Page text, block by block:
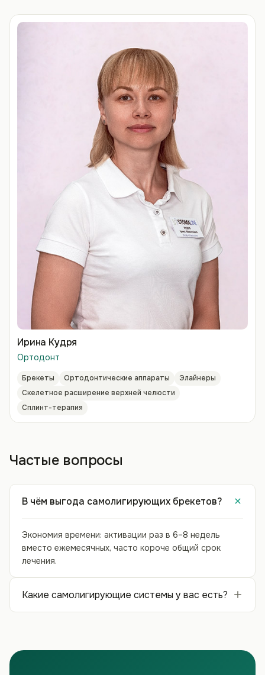
Ирина Кудря
Ортодонт
Брекеты Ортодонтические аппараты
Элайнеры
Скелетное расширение верхней челюсти
Сплинт-терапия
Частые вопросы
В чём выгода самолигирующих брекетов?
Экономия времени: активации раз в 6–8 недель
вместо ежемесячных, часто короче общий срок
лечения.
Какие самолигирующие системы у вас есть?